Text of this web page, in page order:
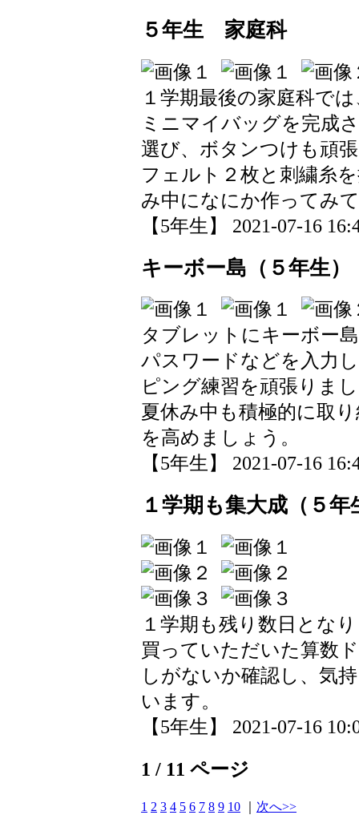
５年生 家庭科
１学期最後の家庭科で
ミニマイバッグを完成
選び、ボタンつけも頑
フェルト２枚と刺繍糸
み中になにか作ってみ
【5年生】 2021-07-16
キーボー島（５年生）
タブレットにキーボー
パスワードなどを入力
ピング練習を頑張りま
夏休み中も積極的に取
を高めましょう。
【5年生】 2021-07-16
１学期も集大成（５年
１学期も残り数日とな
買っていただいた算数
しがないか確認し、気
います。
【5年生】 2021-07-16
1 / 11 ページ
1 2 3 4 5 6 7 8 9 10 次へ>>